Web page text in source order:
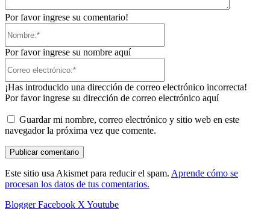
Por favor ingrese su comentario!
Por favor ingrese su nombre aquí
¡Has introducido una dirección de correo electrónico incorrecta!
Por favor ingrese su dirección de correo electrónico aquí
Guardar mi nombre, correo electrónico y sitio web en este
navegador la próxima vez que comente.
Este sitio usa Akismet para reducir el spam. Aprende cómo se
procesan los datos de tus comentarios.
Blogger Facebook X Youtube